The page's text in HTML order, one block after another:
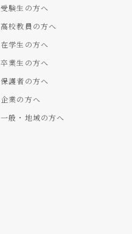
受験生の方へ
高校教員の方へ
在学生の方へ
卒業生の方へ
保護者の方へ
企業の方へ
一般・地域の方へ